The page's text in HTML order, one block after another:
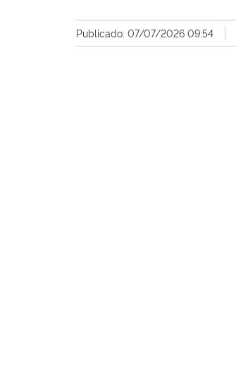
Publicado: 07/07/2026 09:54